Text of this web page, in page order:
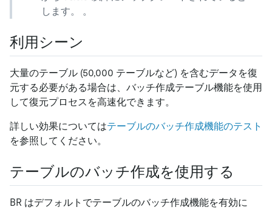
します。 。
利用シーン
大量のテーブル (50,000 テーブルなど) を含むデータを復
元する必要がある場合は、バッチ作成テーブル機能を使用
して復元プロセスを高速化できます。
詳しい効果についてはテーブルのバッチ作成機能のテスト
を参照してください。
テーブルのバッチ作成を使用する
BR はデフォルトでテーブルのバッチ作成機能を有効に